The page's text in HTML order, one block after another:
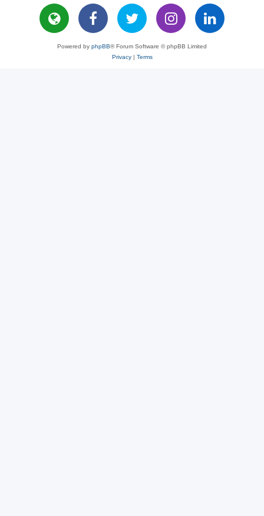
Powered by phpBB® Forum Software © phpBB Limited
Privacy| Terms